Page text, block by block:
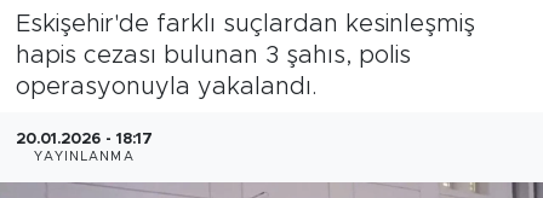
Eskişehir'de farklı suçlardan kesinleşmiş
hapis cezası bulunan 3 şahıs, polis
operasyonuyla yakalandı.
20.01.2026 - 18:17
YAYINLANMA
Ekonomi
Sanat
Son Dakika Haberleri